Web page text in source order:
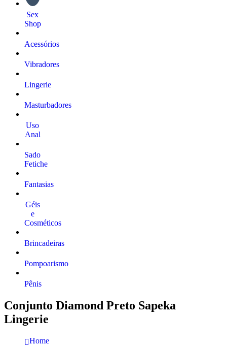
Sex
Shop
Acessórios
Vibradores
Lingerie
Masturbadores
Uso
Anal
Sado
Fetiche
Fantasias
Géis
e
Cosméticos
Brincadeiras
Pompoarismo
Pênis
Conjunto Diamond Preto Sapeka
Lingerie
Home